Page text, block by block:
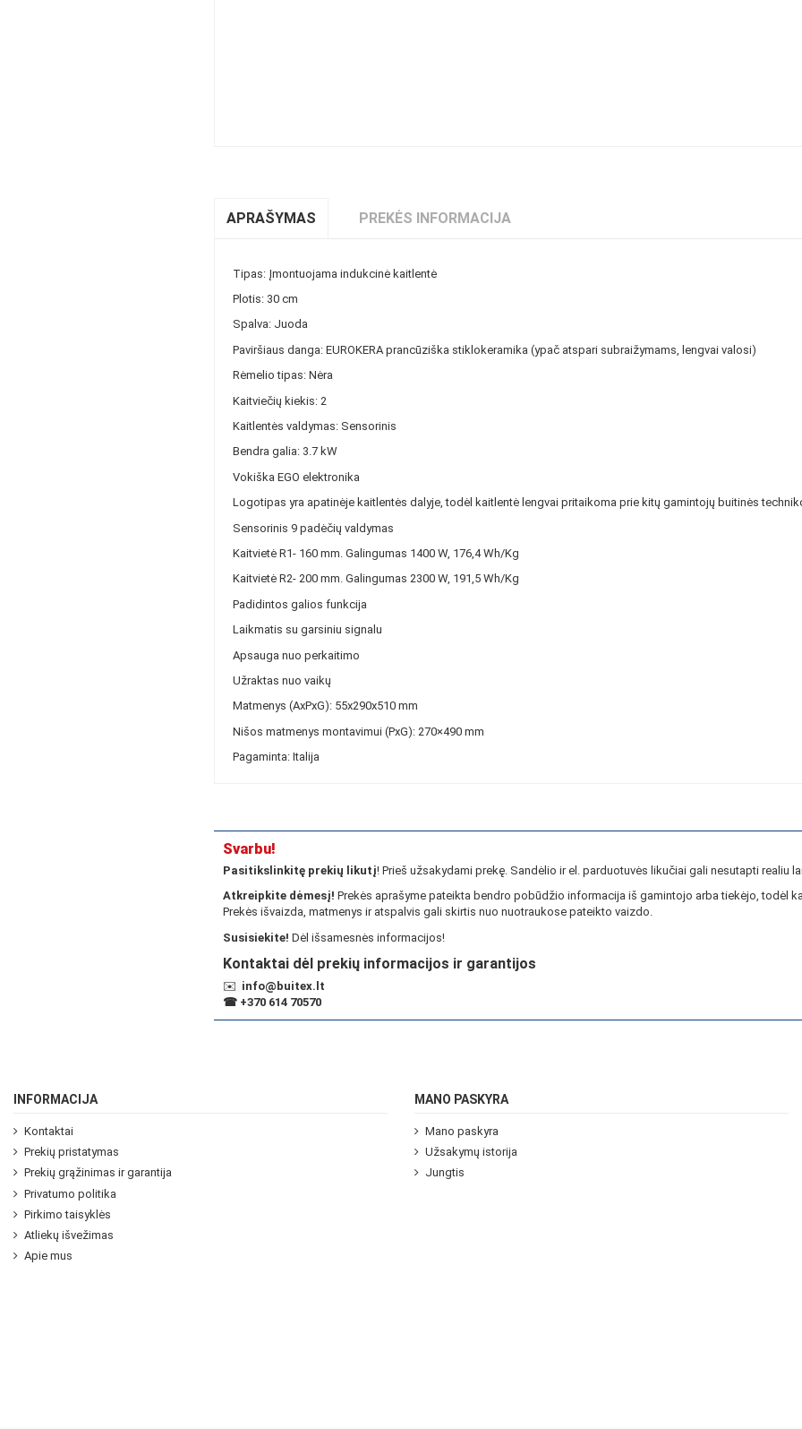
APRAŠYMAS PREKĖS INFORMACIJA
Tipas: Įmontuojama indukcinė kaitlentė
Plotis: 30 cm
Spalva: Juoda
Paviršiaus danga: EUROKERA prancūziška stiklokeramika (ypač atspari subraižymams, lengvai valosi)
Rėmelio tipas: Nėra
Kaitviečių kiekis: 2
Kaitlentės valdymas: Sensorinis
Bendra galia: 3.7 kW
Vokiška EGO elektronika
Logotipas yra apatinėje kaitlentės dalyje, todėl kaitlentė lengvai pritaikoma prie kitų gamintojų buitinės
Sensorinis 9 padėčių valdymas
Kaitvietė R1- 160 mm. Galingumas 1400 W, 176,4 Wh/Kg
Kaitvietė R2- 200 mm. Galingumas 2300 W, 191,5 Wh/Kg
Padidintos galios funkcija
Laikmatis su garsiniu signalu
Apsauga nuo perkaitimo
Užraktas nuo vaikų
Matmenys (AxPxG): 55x290x510 mm
Nišos matmenys montavimui (PxG): 270×490 mm
Pagaminta: Italija
Svarbu!
Pasitikslinkitę prekių likutį! Prieš užsakydami prekę. Sandėlio ir el. parduotuvės likučiai gali nesutapti realiu
Atkreipkite dėmesį! Prekės aprašyme pateikta bendro pobūdžio informacija iš gamintojo arba tiekėjo, todėl
Prekės išvaizda, matmenys ir atspalvis gali skirtis nuo nuotraukose pateikto vaizdo.
Susisiekite! Dėl išsamesnės informacijos!
Kontaktai dėl prekių informacijos ir garantijos
✉️ info@buitex.lt
☎ +370 614 70570
INFORMACIJA
Kontaktai
Prekių pristatymas
Prekių grąžinimas ir garantija
Privatumo politika
Pirkimo taisyklės
Atliekų išvežimas
Apie mus
MANO PASKYRA
Mano paskyra
Užsakymų istorija
Jungtis